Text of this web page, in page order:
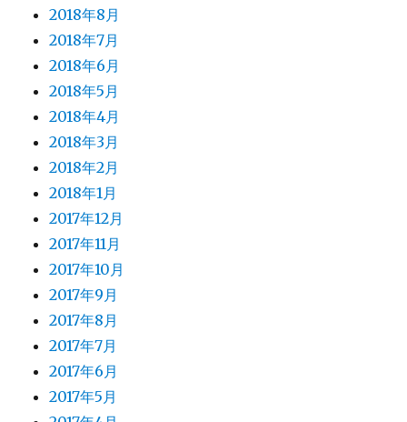
2018年8月
2018年7月
2018年6月
2018年5月
2018年4月
2018年3月
2018年2月
2018年1月
2017年12月
2017年11月
2017年10月
2017年9月
2017年8月
2017年7月
2017年6月
2017年5月